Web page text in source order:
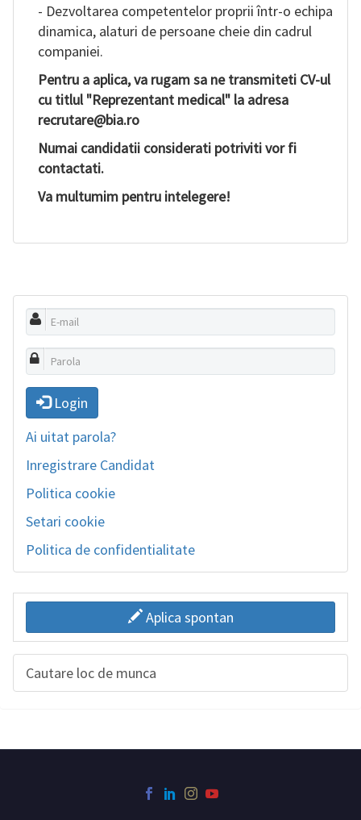
Login
Ai uitat parola?
Inregistrare Candidat
Politica cookie
Setari cookie
Politica de confidentialitate
Aplica spontan
Cautare loc de munca
- Dezvoltarea competentelor proprii într-o echipa
dinamica, alaturi de persoane cheie din cadrul
companiei.
Pentru a aplica, va rugam sa ne transmiteti CV-ul
cu titlul "Reprezentant medical" la adresa
recrutare@bia.ro
Numai candidatii considerati potriviti vor fi
contactati.
Va multumim pentru intelegere!